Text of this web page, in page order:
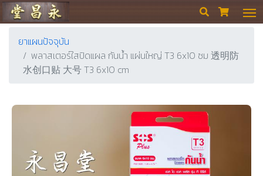
ร้านขายยา ย่งเชียงตึ๊ง  
ยาแผนปัจจุบัน
พลาสเตอร์ใสปิดแผล กันน้ำ แผ่นใหญ่ T3 6x10 ซม 透明防
水创口贴 大号 T3 6x10 cm